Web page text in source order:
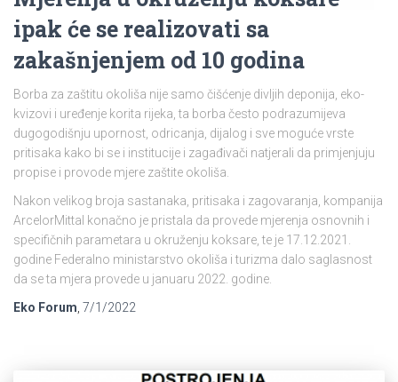
ipak će se realizovati sa
zakašnjenjem od 10 godina
Borba za zaštitu okoliša nije samo čišćenje divljih deponija, eko-
kvizovi i uređenje korita rijeka, ta borba često podrazumijeva
dugogodišnju upornost, odricanja, dijalog i sve moguće vrste
pritisaka kako bi se i institucije i zagađivači natjerali da primjenjuju
propise i provode mjere zaštite okoliša.
Nakon velikog broja sastanaka, pritisaka i zagovaranja, kompanija
ArcelorMittal konačno je pristala da provede mjerenja osnovnih i
specifičnih parametara u okruženju koksare, te je 17.12.2021.
godine Federalno ministarstvo okoliša i turizma dalo saglasnost
da se ta mjera provede u januaru 2022. godine.
Eko Forum 7/1/2022